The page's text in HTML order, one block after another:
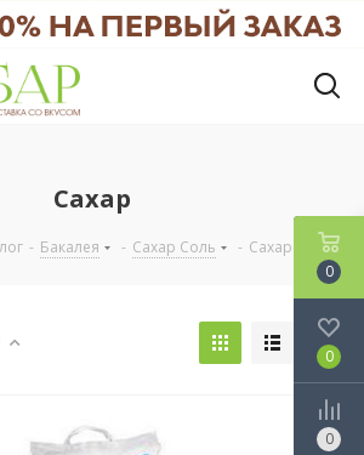
Сахар
- Бакалея - Сахар Соль - Сахар
0
0
0